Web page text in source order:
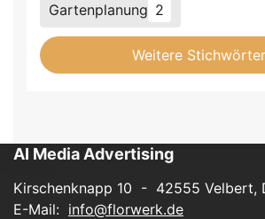
Gartenplanung 2
Weitere Stichwörter
AI Media Advertising
Kirschenknapp 10 - 42555 Velbert,
E-Mail: info@florwerk.de